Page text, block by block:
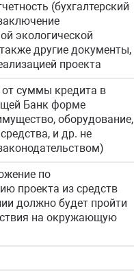
(бухгалтерский
экологической
другие документы,
проекта
от суммы кредита в
Банк форме
оборудование,
и др. не
по
проекта из средств
должно будет пройти
на окружающую